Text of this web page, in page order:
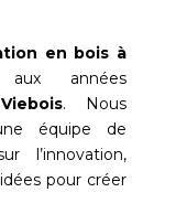
en bois à
années
Viebois. Nous
équipe de
l’innovation,
pour créer